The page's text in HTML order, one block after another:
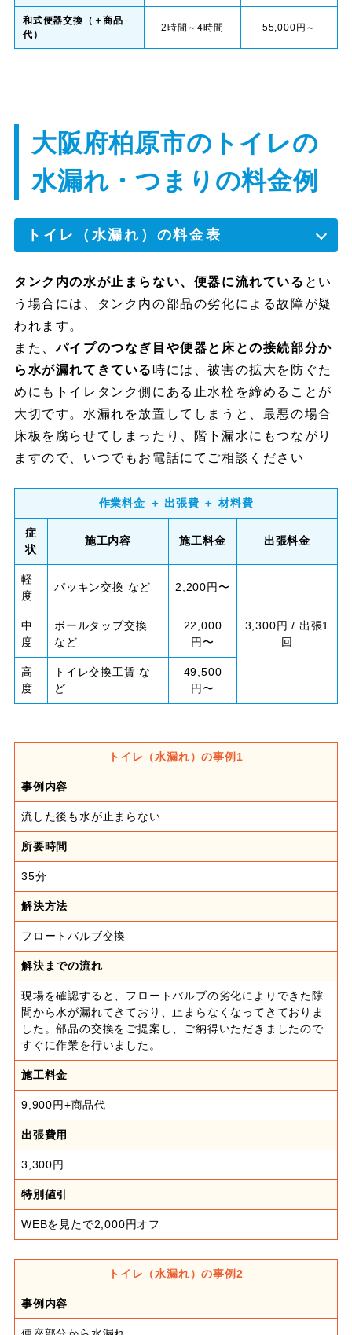
和式便器交換（＋商品
代）
2時間～4時間 55,000円～
大阪府柏原市のトイレの
水漏れ・つまりの料金例
トイレ（水漏れ）の料金表
タンク内の水が止まらない、便器に流れている とい
う場合には、タンク内の部品の劣化による故障が疑
われます。
また、パイプのつなぎ目や便器と床との接続部分か
ら水が漏れてきている 時には、被害の拡大を防ぐた
めにもトイレタンク側にある止水栓を締めることが
大切です。水漏れを放置してしまうと、最悪の場合
床板を腐らせてしまったり、階下漏水にもつながり
ますので、いつでもお電話にてご相談ください
作業料金 ＋ 出張費 ＋ 材料費
症
状
施工内容 施工料金 出張料金
軽
度
パッキン交換 など 2,200円〜
3,300円 / 出張1
回
中
度
ボールタップ交換
など
22,000
円〜
高
度
トイレ交換工賃 な
ど
49,500
円〜
トイレ（水漏れ）の事例1
事例内容
流した後も水が止まらない
所要時間
35分
解決方法
フロートバルブ交換
解決までの流れ
現場を確認すると、フロートバルブの劣化によりできた隙
間から水が漏れてきており、止まらなくなってきておりま
した。部品の交換をご提案し、ご納得いただきましたので
すぐに作業を行いました。
施工料金
9,900円+商品代
出張費用
3,300円
特別値引
WEBを見たで2,000円オフ
トイレ（水漏れ）の事例2
事例内容